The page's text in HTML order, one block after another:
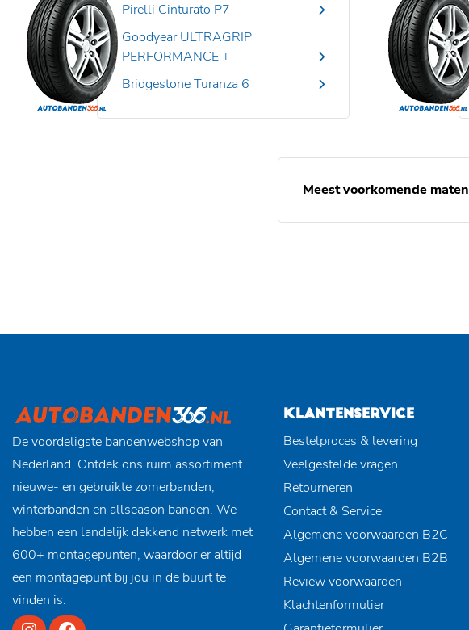
Pirelli Cinturato P7
Goodyear ULTRAGRIP
PERFORMANCE +
Bridgestone Turanza 6
Meest voorkomende maten
De voordeligste bandenwebshop van
Nederland. Ontdek ons ruim assortiment
nieuwe- en gebruikte zomerbanden,
winterbanden en allseason banden. We
hebben een landelijk dekkend netwerk met
600+ montagepunten, waardoor er altijd
een montagepunt bij jou in de buurt te
vinden is.
KLANTENSERVICE
Bestelproces & levering
Veelgestelde vragen
Retourneren
Contact & Service
Algemene voorwaarden B2C
Algemene voorwaarden B2B
Review voorwaarden
Klachtenformulier